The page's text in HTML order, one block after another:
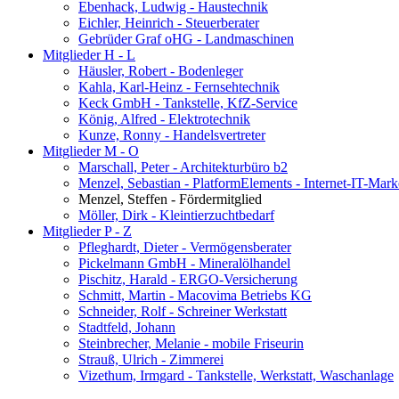
Ebenhack, Ludwig - Haustechnik
Eichler, Heinrich - Steuerberater
Gebrüder Graf oHG - Landmaschinen
Mitglieder H - L
Häusler, Robert - Bodenleger
Kahla, Karl-Heinz - Fernsehtechnik
Keck GmbH - Tankstelle, KfZ-Service
König, Alfred - Elektrotechnik
Kunze, Ronny - Handelsvertreter
Mitglieder M - O
Marschall, Peter - Architekturbüro b2
Menzel, Sebastian - PlatformElements - Internet-IT-
Menzel, Steffen - Fördermitglied
Möller, Dirk - Kleintierzuchtbedarf
Mitglieder P - Z
Pfleghardt, Dieter - Vermögensberater
Pickelmann GmbH - Mineralölhandel
Pischitz, Harald - ERGO-Versicherung
Schmitt, Martin - Macovima Betriebs KG
Schneider, Rolf - Schreiner Werkstatt
Stadtfeld, Johann
Steinbrecher, Melanie - mobile Friseurin
Strauß, Ulrich - Zimmerei
Vizethum, Irmgard - Tankstelle, Werkstatt, Waschanlage